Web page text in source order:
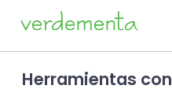
Herramientas